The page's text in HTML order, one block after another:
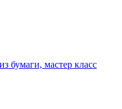
бумаги, мастер класс